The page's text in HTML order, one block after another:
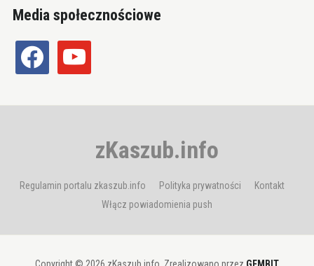
Media społecznościowe
facebook youtube
zKaszub.info
Regulamin portalu zkaszub.info Polityka prywatności
Kontakt
Włącz powiadomienia push